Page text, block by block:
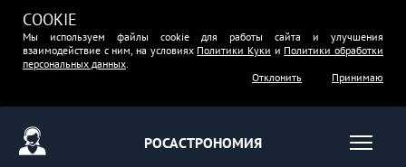
COOKIE
Мы используем файлы cookie для работы сайта и улучшения
взаимодействие с ним, на условиях Политики Куки и Политики обработки
персональных данных.
Отклонить
Принимаю
РОСАСТРОНОМИЯ